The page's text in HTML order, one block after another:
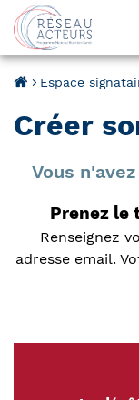
Espace
Créer
Vous
Prenez le
Renseignez
adresse email.